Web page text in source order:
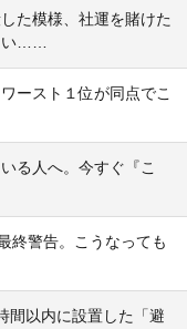
た模様、社運を賭けた
い……
ースト１位が同点でこ
る人へ。今すぐ『こ
終警告。こうなっても
間以内に設置した「避